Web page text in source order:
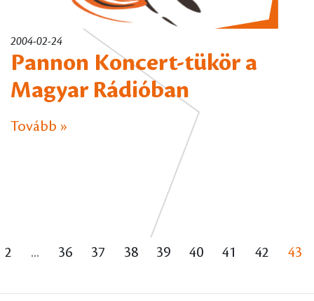
2004-02-24
Pannon Koncert-tükör a
Magyar Rádióban
Tovább »
2 ... 36 37 38 39 40 41 42 43